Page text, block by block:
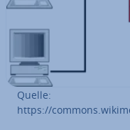
Quelle:
https://